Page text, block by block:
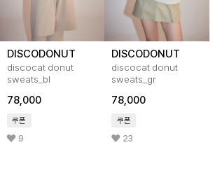
DISCODONUT
discocat donut
sweats_bl
78,000
쿠폰
9
DISCODONUT
discocat donut
sweats_gr
78,000
쿠폰
23